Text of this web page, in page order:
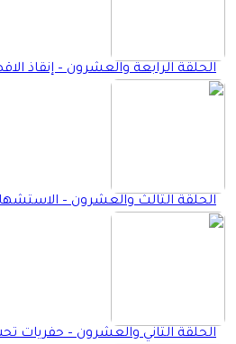
الحلقة الرابعة والعشرون – إنقاذ
الحلقة الثالث والعشرون –
الحلقة الثاني والعشرون – حفريات